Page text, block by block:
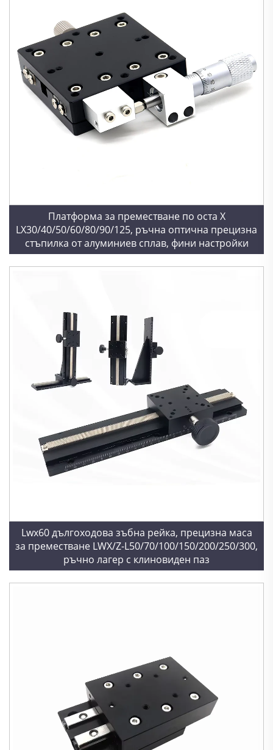
Платформа за преместване по оста X
LX30/40/50/60/80/90/125, ръчна оптична прецизна
стъпилка от алуминиев сплав, фини настройки
Lwx60 дългоходова зъбна рейка, прецизна маса
за преместване LWX/Z-L50/70/100/150/200/250/300,
ръчно лагер с клиновиден паз